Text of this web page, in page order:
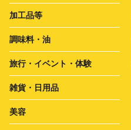
加工品等
調味料・油
旅行・イベント・体験
雑貨・日用品
美容